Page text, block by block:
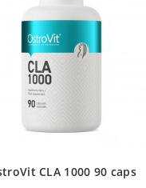
CLA 1000 90 caps